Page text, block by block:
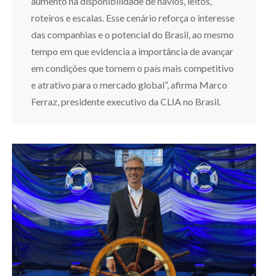
roteiros e escalas. Esse cenário reforça o interesse
das companhias e o potencial do Brasil, ao mesmo
tempo em que evidencia a importância de avançar
em condições que tornem o país mais competitivo
e atrativo para o mercado global”, afirma Marco
Ferraz, presidente executivo da CLIA no Brasil.